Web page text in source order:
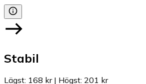
Stabil
Lägst: 168 kr| Högst: 201 kr